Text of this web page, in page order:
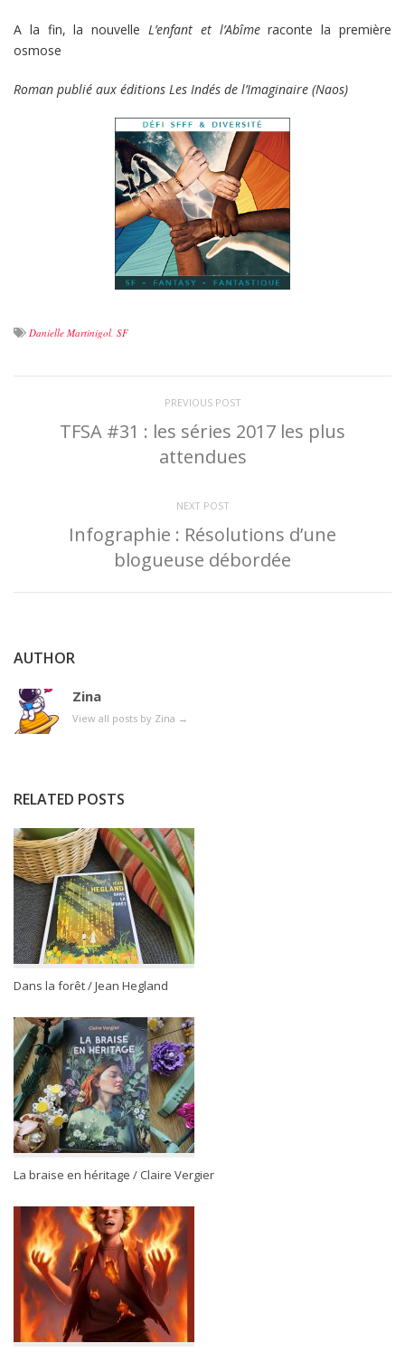
A la fin, la nouvelle L’enfant et l’Abîmeraconte la première
osmose
Roman publié aux éditions Les Indés de l’Imaginaire (Naos)
Danielle Martinigol, SF
PREVIOUS POST
TFSA #31 : les séries 2017 les plus
attendues
NEXT POST
Infographie : Résolutions d’une
blogueuse débordée
AUTHOR
Zina
View all posts by Zina →
RELATED POSTS
Dans la forêt / Jean Hegland
La braise en héritage / Claire Vergier